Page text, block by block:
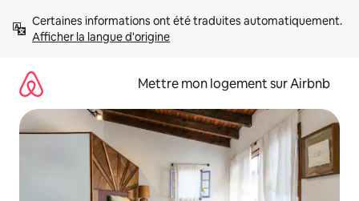
directement
Afficher la langue d'origine
Mettre mon logement sur Airbnb